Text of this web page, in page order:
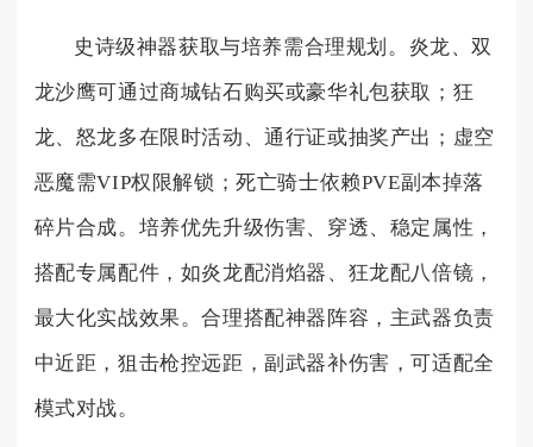
史诗级神器获取与培养需合理规划。炎龙、双
龙沙鹰可通过商城钻石购买或豪华礼包获取；狂
龙、怒龙多在限时活动、通行证或抽奖产出；虚空
恶魔需VIP权限解锁；死亡骑士依赖PVE副本掉落
碎片合成。培养优先升级伤害、穿透、稳定属性，
搭配专属配件，如炎龙配消焰器、狂龙配八倍镜，
最大化实战效果。合理搭配神器阵容，主武器负责
中近距，狙击枪控远距，副武器补伤害，可适配全
模式对战。